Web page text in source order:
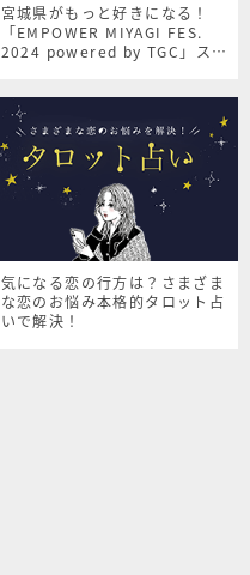
宮城県がもっと好きになる！
「EMPOWER MIYAGI FES.
2024 powered by TGC」スペ
気になる恋の行方は？さまざま
な恋のお悩み本格的タロット占
いで解決！